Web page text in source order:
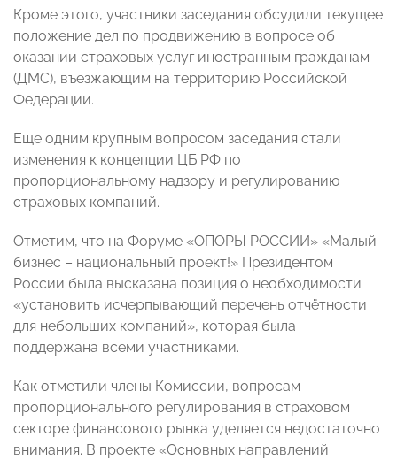
Кроме этого, участники заседания обсудили текущее
положение дел по продвижению в вопросе об
оказании страховых услуг иностранным гражданам
(ДМС), въезжающим на территорию Российской
Федерации.
Еще одним крупным вопросом заседания стали
изменения к концепции ЦБ РФ по
пропорциональному надзору и регулированию
страховых компаний.
Отметим, что на Форуме «ОПОРЫ РОССИИ» «Малый
бизнес – национальный проект!» Президентом
России была высказана позиция о необходимости
«установить исчерпывающий перечень отчётности
для небольших компаний», которая была
поддержана всеми участниками.
Как отметили члены Комиссии, вопросам
пропорционального регулирования в страховом
секторе финансового рынка уделяется недостаточно
внимания. В проекте «Основных направлений